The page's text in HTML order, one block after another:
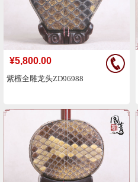
紫檀全雕龙头ZD96988
¥5,800.00